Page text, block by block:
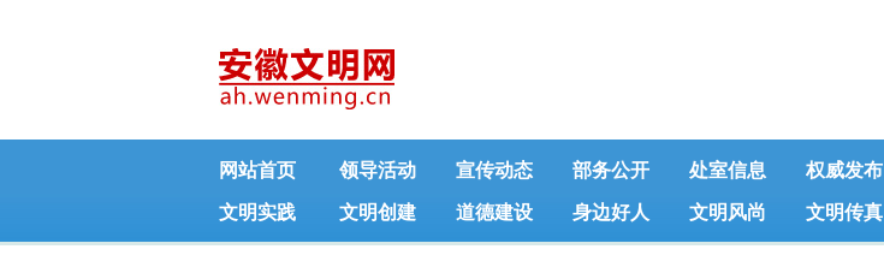
网站首页 领导活动 宣传动态 部务公开 处室信息 权威发布
文明实践 文明创建 道德建设 身边好人 文明风尚 文明传真